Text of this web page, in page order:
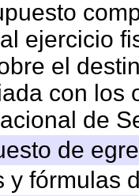
ejercicio
el
con los
de
de
y fórmulas